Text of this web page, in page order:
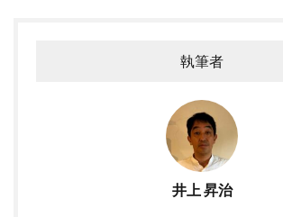
執筆者
井上 昇治